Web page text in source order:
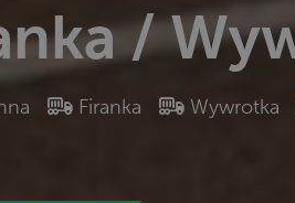
/
Firanka Wywrotka